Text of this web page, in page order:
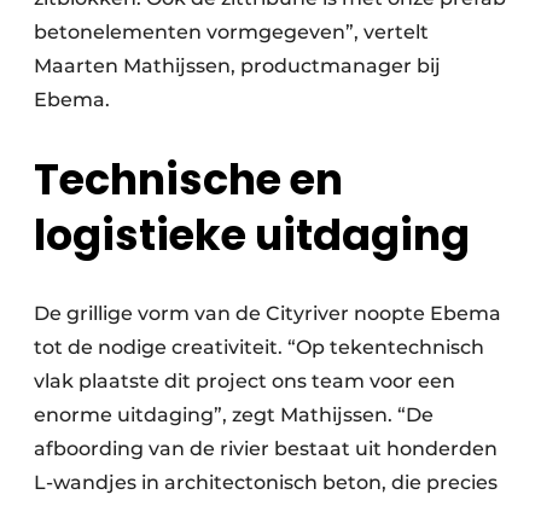
betonelementen vormgegeven”, vertelt
Maarten Mathijssen, productmanager bij
Ebema.
Technische en
logistieke uitdaging
De grillige vorm van de Cityriver noopte Ebema
tot de nodige creativiteit. “Op tekentechnisch
vlak plaatste dit project ons team voor een
enorme uitdaging”, zegt Mathijssen. “De
afboording van de rivier bestaat uit honderden
L-wandjes in architectonisch beton, die precies